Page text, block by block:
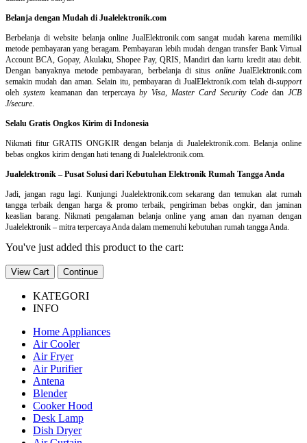
Belanja dengan Mudah di Jualelektronik.com
Berbelanja diwebsite belanja online JualElektronik.com sangat mudah karena memiliki
metode pembayaran yang beragam. Pembayaran lebih mudah dengan transfer Bank Virtual
Account BCA, Gopay, Akulaku, Shopee Pay, QRIS, Mandiri dan kartu kredit atau debit.
Dengan banyaknya metode pembayaran, berbelanja di situs onlineJualElektronik.com
semakin mudah dan aman. Selain itu, pembayaran di JualElektronik.com telah di-support
olehsystem keamanan dan terpercayaby Visa, Master Card Security Codedan JCB
J/secure.
Selalu Gratis Ongkos Kirim di Indonesia
Nikmati fitur GRATIS ONGKIR dengan belanja di Jualelektronik.com. Belanja online
bebas ongkos kirim dengan hati tenang di Jualelektronik.com.
Jualelektronik – Pusat Solusi dari Kebutuhan Elektronik Rumah Tangga Anda
Jadi, jangan ragu lagi. Kunjungi Jualelektronik.com sekarang dan temukan alat rumah
tangga terbaik dengan harga & promo terbaik, pengiriman bebas ongkir, dan jaminan
keaslian barang. Nikmati pengalaman belanja online yang aman dan nyaman dengan
Jualelektronik – mitra terpercaya Anda dalam memenuhi kebutuhan rumah tangga Anda.
You've just added this product to the cart:
View Cart Continue
KATEGORI
INFO
Home Appliances
Air Cooler
Air Fryer
Air Purifier
Antena
Blender
Cooker Hood
Desk Lamp
Dish Dryer